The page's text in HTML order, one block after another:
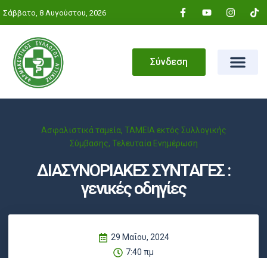
Σάββατο, 8 Αυγούστου, 2026
Σύνδεση
Ασφαλιστικά ταμεία, ΤΑΜΕΙΑ εκτός Συλλογικής
Σύμβασης, Τελευταία Ενημέρωση
ΔΙΑΣΥΝΟΡΙΑΚΕΣ ΣΥΝΤΑΓΕΣ :
γενικές οδηγίες
29 Μαΐου, 2024
7:40 πμ